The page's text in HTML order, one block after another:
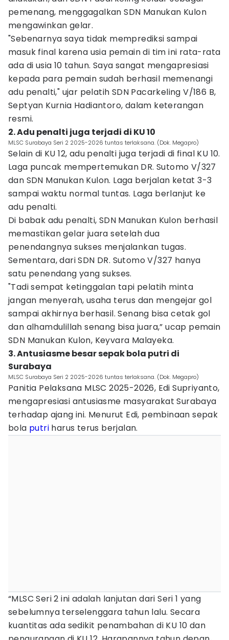
pemenang, menggagalkan SDN Manukan Kulon
mengawinkan gelar.
"Sebenarnya saya tidak memprediksi sampai
masuk final karena usia pemain di tim ini rata-rata
ada di usia 10 tahun. Saya sangat mengapresiasi
kepada para pemain sudah berhasil memenangi
adu penalti," ujar pelatih SDN Pacarkeling V/186 B,
Septyan Kurnia Hadiantoro, dalam keterangan
resmi.
2. Adu penalti juga terjadi di KU 10
MLSC Surabaya Seri 2 2025-2026 tuntas terlaksana. (Dok. Megapro)
Selain di KU 12, adu penalti juga terjadi di final KU 10.
Laga puncak mempertemukan DR. Sutomo V/327
dan SDN Manukan Kulon. Laga berjalan ketat 3-3
sampai waktu normal tuntas. Laga berlanjut ke
adu penalti.
Di babak adu penalti, SDN Manukan Kulon berhasil
memastikan gelar juara setelah dua
penendangnya sukses menjalankan tugas.
Sementara, dari SDN DR. Sutomo V/327 hanya
satu penendang yang sukses.
"Tadi sempat ketinggalan tapi pelatih minta
jangan menyerah, usaha terus dan mengejar gol
sampai akhirnya berhasil. Senang bisa cetak gol
dan alhamdulillah senang bisa juara,” ucap pemain
SDN Manukan Kulon, Keyvara Malayeka.
3. Antusiasme besar sepak bola putri di
Surabaya
MLSC Surabaya Seri 2 2025-2026 tuntas terlaksana. (Dok. Megapro)
Panitia Pelaksana MLSC 2025-2026, Edi Supriyanto,
mengapresiasi antusiasme masyarakat Surabaya
terhadap ajang ini. Menurut Edi, pembinaan sepak
bola putri harus terus berjalan.
“MLSC Seri 2 ini adalah lanjutan dari Seri 1 yang
sebelumnya terselenggara tahun lalu. Secara
kuantitas ada sedikit penambahan di KU 10 dan